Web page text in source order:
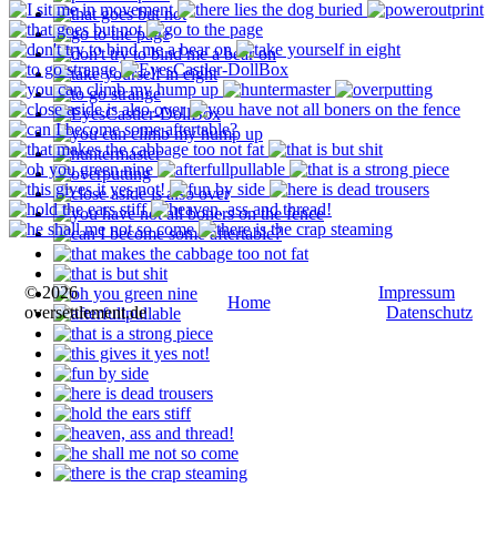
© 2026
oversettlement.de
Home
Impressum
Datenschutz